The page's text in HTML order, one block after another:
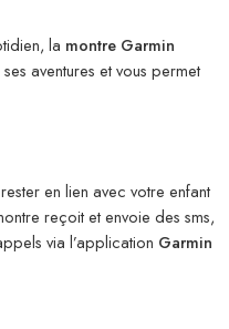
la montre Garmin
aventures et vous permet
en lien avec votre enfant
reçoit et envoie des sms,
via l’application Garmin